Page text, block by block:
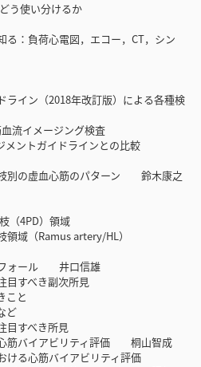
う使い分けるか
：負荷心電図，エコー，CT，シン
ン（2018年改訂版）による各種検
イメージング検査
ントガイドラインとの比較
別の虚血心筋のパターン 鈴木康之
4PD）領域
（Ramus artery/HL）
ォール 井口信雄
すべき副次所見
と
ど
すべき所見
筋バイアビリティ評価 桐山智成
る心筋バイアビリティ評価